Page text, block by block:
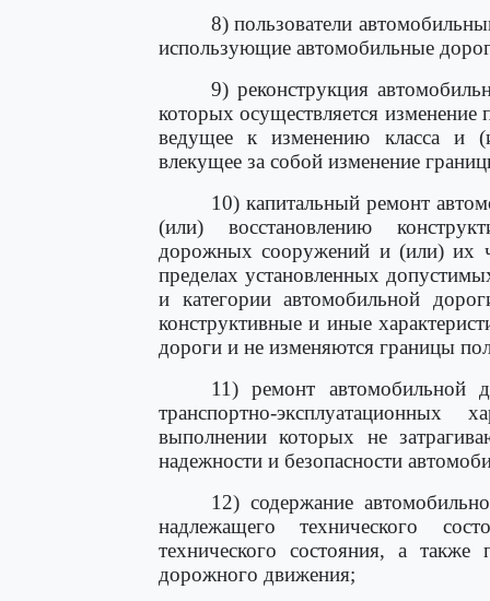
8) пользователи
использующие автомобильные
9) реконструкция
которых осуществляется изменение
ведущее к изменению класса и
влекущее за собой изменение
10) капитальный ремонт
(или) восстановлению
дорожных сооружений и (или) их
пределах установленных
и категории автомобильной
конструктивные и иные
дороги и не изменяются границы
11) ремонт автомобильной
транспортно-
выполнении которых не
надежности и безопасности
12) содержание
надлежащего технического
технического состояния, а также
дорожного движения;